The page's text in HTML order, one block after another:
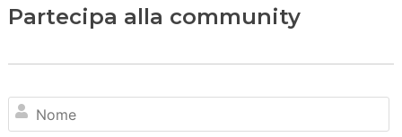
Partecipa alla community